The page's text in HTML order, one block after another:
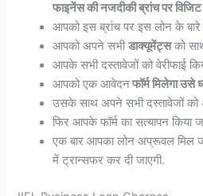
फाइनेंस की नजदीकी ब्रांच पर विजिट
आपको इस ब्रांच पर इस लोन के बारे
आपको अपने सभीडाक्यूमेंट्सको
आपके सभी दस्तावेजों को वेरीफाई
आपको एक आवेदनफॉर्म मिलेगा उसे
उसके साथ अपने सभी दस्तावेजों
फिर आपके फॉर्म का सत्यापन किया
एक बार आपका लोन अप्रूवल मिल
में ट्रान्सफर कर दी जाएगी.